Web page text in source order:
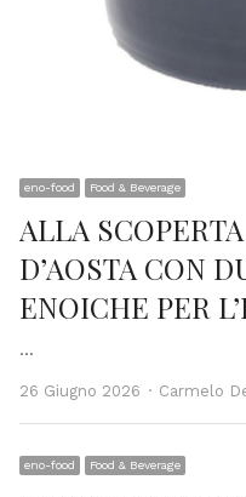
eno-food Food & Beverage
ALLA
D’AOSTA CON
ENOICHE PER
…
26 Giugno 2026 Author
Carmelo
eno-food Food & Beverage